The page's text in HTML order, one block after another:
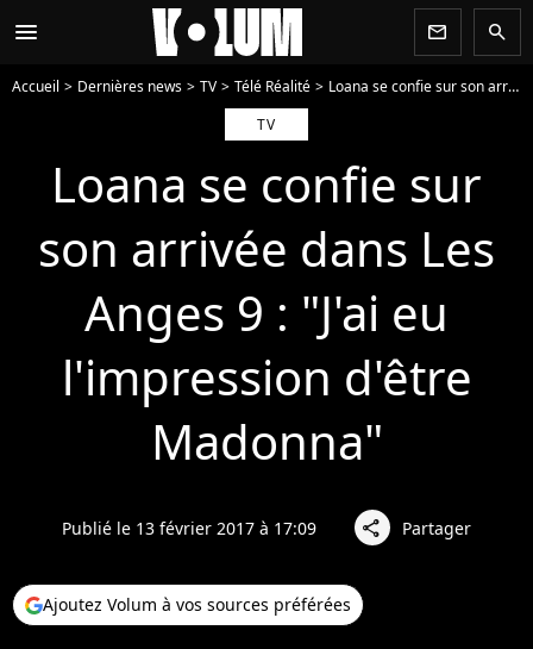
menu newsletter search
Accueil Dernières news TV Télé Réalité
Loana se confie sur son arrivée dans Les Anges 9 : "J'ai eu l'impression d'être Madonna"
TV
Loana se confie sur
son arrivée dans Les
Anges 9 : "J'ai eu
l'impression d'être
Madonna"
Publié le 13 février 2017 à 17:09 share Partager
Ajoutez Volum à vos sources préférées